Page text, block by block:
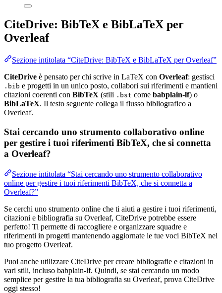
CiteDrive: BibTeX e BibLaTeX per
Overleaf
Sezione intitolata “CiteDrive: BibTeX e BibLaTeX per Overleaf”
CiteDrive è pensato per chi scrive in LaTeX con Overleaf: gestisci
.bib e progetti in un unico posto, collabori sui riferimenti e mantieni
citazioni coerenti con BibTeX (stili .bst come babplain-lf) o
BibLaTeX. Il testo seguente collega il flusso bibliografico a
Overleaf.
Stai cercando uno strumento collaborativo online
per gestire i tuoi riferimenti BibTeX, che si connetta
a Overleaf?
Sezione intitolata “Stai cercando uno strumento collaborativo
online per gestire i tuoi riferimenti BibTeX, che si connetta a
Overleaf?”
Se cerchi uno strumento online che ti aiuti a gestire i tuoi riferimenti,
citazioni e bibliografia su Overleaf, CiteDrive potrebbe essere
perfetto! Ti permette di raccogliere e organizzare squadre e
riferimenti in progetti mantenendo aggiornate le tue voci BibTeX nel
tuo progetto Overleaf.
Puoi anche utilizzare CiteDrive per creare bibliografie e citazioni in
vari stili, incluso babplain-lf. Quindi, se stai cercando un modo
semplice per gestire la tua bibliografia su Overleaf, prova CiteDrive
oggi stesso!